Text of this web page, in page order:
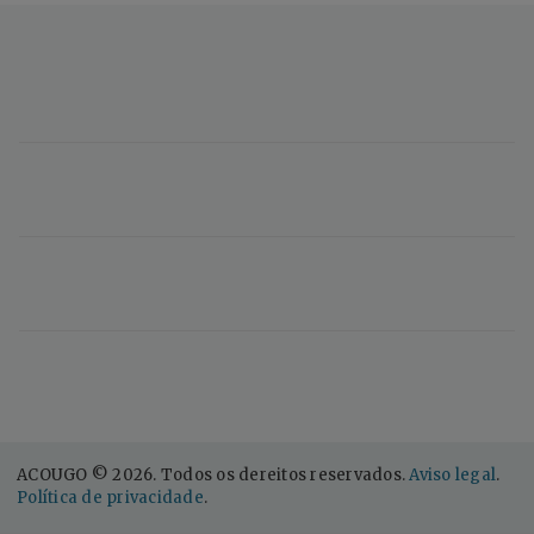
ACOUGO © 2026. Todos os dereitos reservados.Aviso legal.
Política de privacidade.